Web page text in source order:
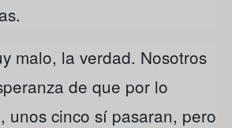
malo, la verdad. Nosotros
de que por lo
unos cinco sí pasaran, pero